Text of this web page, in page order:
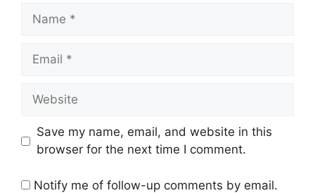
Name
Email
Website
Save my name, email, and website in this
browser for the next time I comment.
Notify me of follow-up comments by email.